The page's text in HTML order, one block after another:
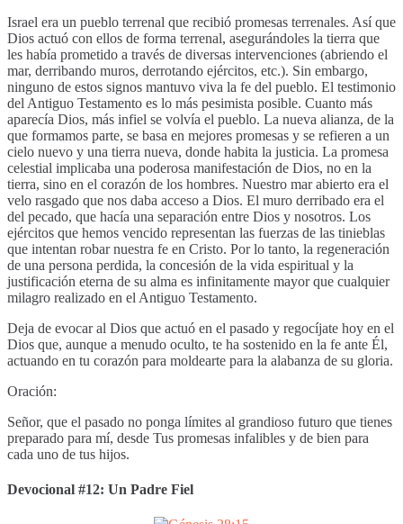
Israel era un pueblo terrenal que recibió promesas terrenales. Así que
Dios actuó con ellos de forma terrenal, asegurándoles la tierra que
les había prometido a través de diversas intervenciones (abriendo el
mar, derribando muros, derrotando ejércitos, etc.). Sin embargo,
ninguno de estos signos mantuvo viva la fe del pueblo. El testimonio
del Antiguo Testamento es lo más pesimista posible. Cuanto más
aparecía Dios, más infiel se volvía el pueblo. La nueva alianza, de la
que formamos parte, se basa en mejores promesas y se refieren a un
cielo nuevo y una tierra nueva, donde habita la justicia. La promesa
celestial implicaba una poderosa manifestación de Dios, no en la
tierra, sino en el corazón de los hombres. Nuestro mar abierto era el
velo rasgado que nos daba acceso a Dios. El muro derribado era el
del pecado, que hacía una separación entre Dios y nosotros. Los
ejércitos que hemos vencido representan las fuerzas de las tinieblas
que intentan robar nuestra fe en Cristo. Por lo tanto, la regeneración
de una persona perdida, la concesión de la vida espiritual y la
justificación eterna de su alma es infinitamente mayor que cualquier
milagro realizado en el Antiguo Testamento.
Deja de evocar al Dios que actuó en el pasado y regocíjate hoy en el
Dios que, aunque a menudo oculto, te ha sostenido en la fe ante Él,
actuando en tu corazón para moldearte para la alabanza de su gloria.
Oración:
Señor, que el pasado no ponga límites al grandioso futuro que tienes
preparado para mí, desde Tus promesas infalibles y de bien para
cada uno de tus hijos.
Devocional #12: Un Padre Fiel